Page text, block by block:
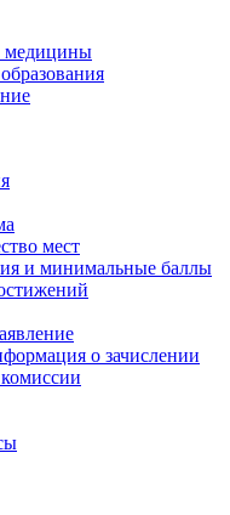
медицины
мест
и минимальные баллы
о зачислении